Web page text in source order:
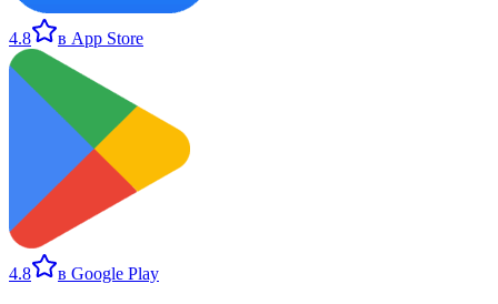
4.8 в App Store
4.8 в Google Play